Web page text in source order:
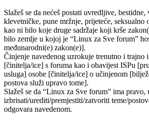
Slažeš se da nećeš postati uvredljive, bestidne,
klevetničke, pune mržnje, prijeteće, seksualno
kao ni bilo koje druge sadržaje koji krše
bilo zemlje u kojoj je “Linux za Sve forum”
međunarodni(e) zakon(e)].
Činjenje navedenog uzrokuje trenutno i trajno
[činitelja/ice] s foruma kao i obavijest ISPu
usluga] osobe [činitelja/ice] o učinjenom
postova služi upravo tome].
Slažeš se da “Linux za Sve forum” ima
izbrisati/urediti/premjestiti/zatvoriti teme/
odgovara navedenom.